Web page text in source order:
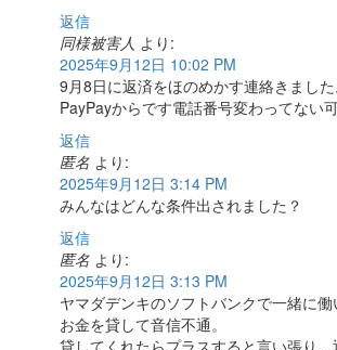
返信
同様被害人 より:
2025年9月12日 10:02 PM
9月8日に返済をほのめかす連絡きました
PayPayからです電話番号変わってない
返信
匿名 より:
2025年9月12日 3:14 PM
みんなはどんな条件出されました？
返信
匿名 より:
2025年9月12日 3:13 PM
ヤマダデンキのソフトバンクで一緒に働
お金を貸して音信不通。
貸してくれたらプラスすると言い張り